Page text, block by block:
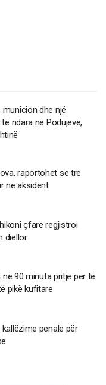
dhe një
ndara në Podujevë,
raportohet se tre
në aksident
çfarë regjistroi
diellor
90 minuta pritje për të
pikë kufitare
penale për